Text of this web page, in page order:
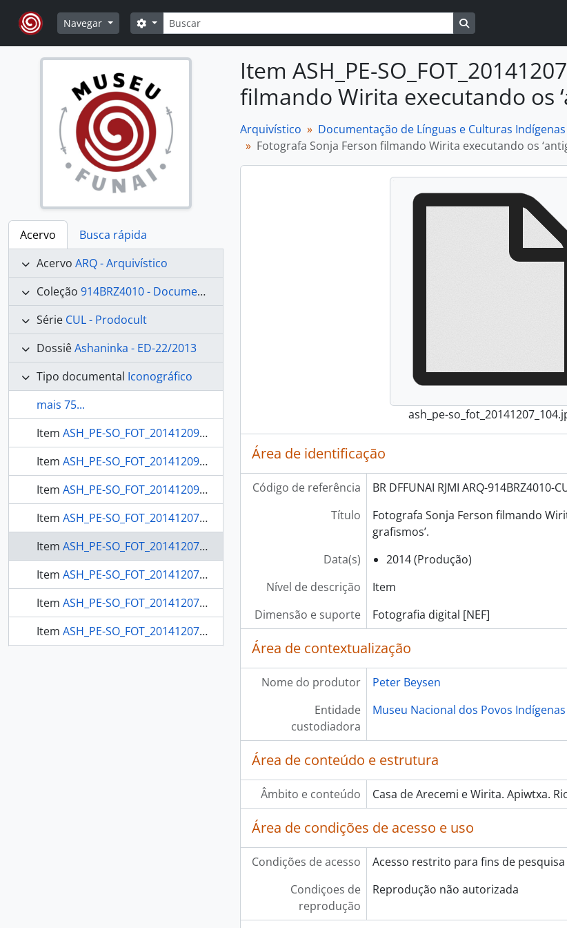
Skip to main content
Navegar
Buscar
Opções de busca
Acervo
Busca rápida
Acervo ARQ - Arquivístico
Coleção 914BRZ4010 - Documentação de Línguas e Culturas Indígenas Brasileiras
Série CUL - Prodocult
DossiêAshaninka - ED-22/2013
Tipo documental Iconográfico
mais 75...
Item ASH_PE-SO_FOT_20141209_089 - Detalhe de uma bolsa pronta
Item ASH_PE-SO_FOT_20141209_090 - 9 bolsas, resultado da oficina ‘tecer’
Item ASH_PE-SO_FOT_20141209_091 - Continuação da fotografia_86: a bolsa pronta portada pelo novo dono Oviyari, filho de Valdete Pinhanta e Alze
Item ASH_PE-SO_FOT_20141207_103 - ‘Mestre’ Wirita, esposa de Arecemi aplicando um desenho ‘de antigamente’ no rosto de Yara.
Item ASH_PE-SO_FOT_20141207_104 - Fotografa Sonja Ferson filmando Wirita executando os ‘antigos grafismos’.
Item ASH_PE-SO_FOT_20141207_105 - Yara com um desenho ‘antigo’feito por Wirita
Item ASH_PE-SO_FOT_20141207_106 - Louisa com um desenho ‘antigo’ feito por Wirita
Item ASH_PE-SO_FOT_20141207_107 - Arecemi, coordinador Peter Beysen e uma neta de Arecemi
Item ASH_PE-
filmando Wirita executando os
Arquivístico Documentação de Línguas e Culturas
Fotografa Sonja Ferson filmando Wirita executando os
ash_pe-
Área de identificação
Código de referência
BR DFFUNAI RJMI ARQ-914BRZ4010-
Título
Fotografa Sonja Ferson filmando
grafismos’.
Data(s)
2014 (Produção)
Nível de descrição
Item
Dimensão e suporte
Fotografia digital [NEF]
Área de contextualização
Nome do produtor
Peter Beysen
Entidade
custodiadora
Museu Nacional dos Povos Indígenas
Área de conteúdo e estrutura
Âmbito e conteúdo Casa de Arecemi e Wirita. Apiwtxa.
Área de condições de acesso e uso
Condições de acesso
Acesso restrito para fins de pesquisa
Condiçoes de
reprodução
Reprodução não autorizada